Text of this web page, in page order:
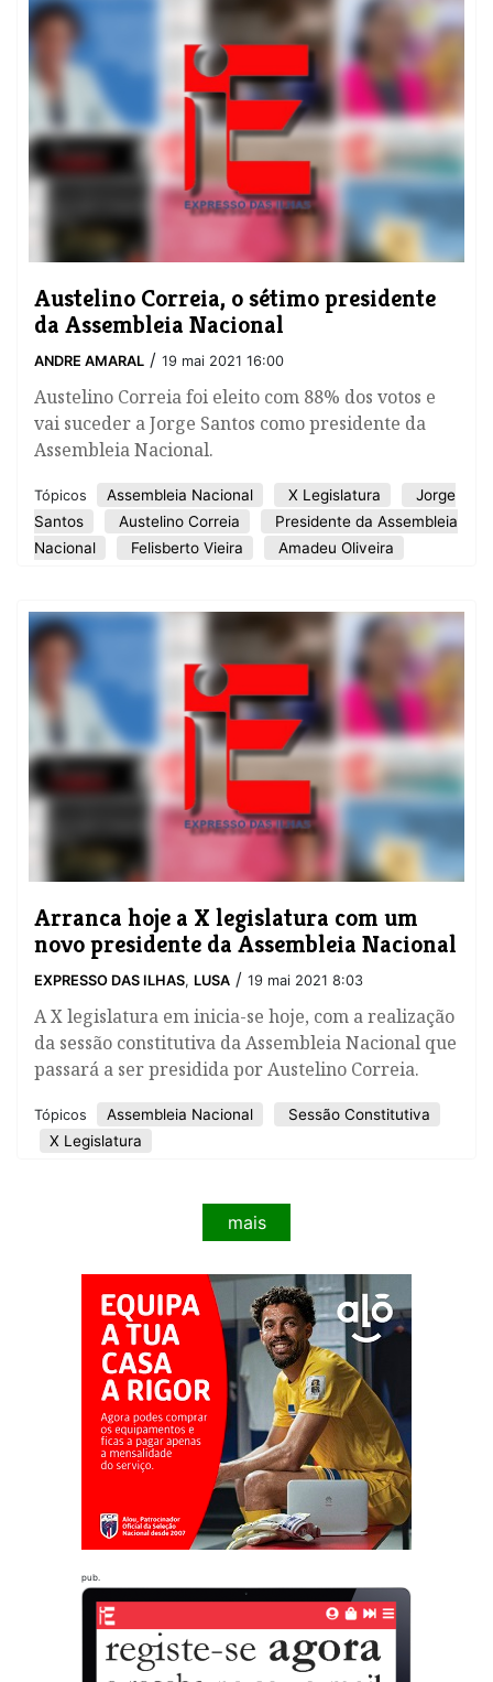
Austelino Correia, o sétimo presidente
da Assembleia Nacional
ANDRE AMARAL / 19 mai 2021 16:00
Austelino Correia foi eleito com 88% dos votos e
vai suceder a Jorge Santos como presidente da
Assembleia Nacional.
Tópicos Assembleia Nacional X Legislatura
Jorge
Santos
Austelino Correia
Presidente da Assembleia
Nacional
Felisberto Vieira Amadeu Oliveira
Arranca hoje a X legislatura com um
novo presidente da Assembleia Nacional
EXPRESSO DAS ILHAS, LUSA / 19 mai 2021 8:03
A X legislatura em inicia-se hoje, com a realização
da sessão constitutiva da Assembleia Nacional que
passará a ser presidida por Austelino Correia.
Tópicos Assembleia Nacional
Sessão Constitutiva
X Legislatura
mais
pub.